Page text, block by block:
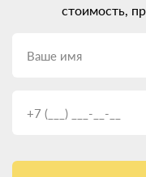
стоимость,